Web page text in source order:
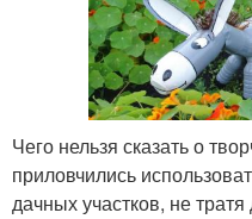
Чего нельзя сказать о
приловчились
дачных участков, не